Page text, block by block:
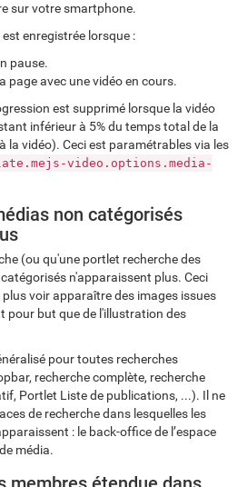
sur votre smartphone.
enregistrée lorsque :
pause.
page avec une vidéo en cours.
est supprimé lorsque la vidéo
inférieur à 5% du temps total de la
la vidéo). Ceci est paramétrables via les
video.options.media-
non catégorisés
(ou qu'une portlet recherche des
n'apparaissent plus. Ceci
voir apparaître des images issues
pour but que de l'illustration des
pour toutes recherches
recherche complète, recherche
Portlet Liste de publications, ...). Il ne
de recherche dans lesquelles les
: le back-office de l’espace
média.